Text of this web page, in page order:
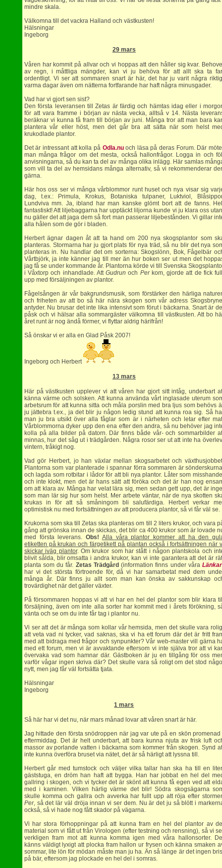
mindre skala.
Välkomna till det vackra Halland och västkusten!
Hälsningar
Ingeborg
29 mars
Våren har kommit på allvar och vi hoppas att den håller sig kvar.
av regn, i måttliga mängder, kan vi ju behöva för att allt ska ta
ordentligt. Vi ser att sommaren snart är här, det har ju varit några
varma dagar även om nätterna fortfarande har haft några minusgader.
Vad har vi gjort sen sist?
Den första leveransen till Zetas är färdig och hämtas idag eller i
för att vara framme i början av nästa vecka, alltså v 14. Nästa
beräknar vi kunna få fram till början av juni. Många tror att man bara
plantera vår eller höst, men det går bra att sätta när som helst
krukodlade plantor.
Det är intressant att kolla på Odla.nuoch läsa på deras Forum. Där
man många frågor om det mesta, också hallonfrågor. Logga in och
anvisningarna, så du kan ta del av många olika inlägg. Här samlas
som vill ta del av hemsidans många alternativ, så vi rekommenderar
gärna.
Här hos oss ser vi många vårblommor runt huset och nya visar sig
dag, t.ex.: Primula, Krokus, Botaniska tulpaner, Luktviol,
Lundviva mm. Ja, ibland har man kanske glömt bort att de fanns.
fantastiskt! Att liljebaggarna har upptäckt liljorna kunde vi ju klara oss
nu gäller det att jaga dem så fort man passerar liljebestånden. Vi gillar
alla hålen som de gör i bladen.
Herbert ägnar dagen åt att ta hand om 200 nya skogsplantor som
planteras. Stormarna har ju gjort plats för nya träd, så nu blir det nya
planteras in. Nu handlar det om sorterna: Skogslönn, Bok, Fågelbär
Vårtbjörk, ja inte känner jag till mer än hur boken ser ut men det
jag få se under kommande år. Plantorna körde vi till Svenska
i Våxtorp och inhandlade. AttGudrun och Perkom, gjorde att de fick
upp med försäljningen av plantor.
Fågelsången är vår bakgrundsmusik, som förstärker den härliga
och friheten av att bo så här nära skogen som vår adress
antyder. Nu brusar det inte lika intensivt som förut i bäckarna. Snart är
påsk och vi hälsar alla sommargäster välkomna till västkusten. Att bo
året runt är nog ändå förmer, vi flyttar aldrig härifrån!
Så önskar vi er alla en Glad Påsk 2007!
Ingeborg och Herbert
13 mars
Här på västkusten upplever vi att våren har gjort sitt intåg, underbart
känna värme och solsken. Att kunna använda vårt inglasade uterum
arbetsrum för att kunna sitta och måla porslin med bra ljus som behövs
ju jättebra t.ex., ja det blir ju någon ledig stund att kunna roa sig. Så
man ju bra utsikt över alla fåglar som är i närheten och letar efter
Vårblommorna dyker upp den ena efter den andra, så nu behöver jag
kolla på alla bilder på datorn. Där finns både vår- och sommarbilder
minnas, hur det såg ut i trädgården. Några rosor ser ut att inte ha
vintern, tråkigt nog.
Vad gör Herbert, jo han växlar mellan skogsarbetet och
Plantorna som var planterade i spannar förra sommaren är
och lagda som rotbitar i lådor för att bli nya plantor. Låter som
och inte klokt, men det är hans sätt att föröka och det är han nog
om att klara av. Många har velat lära sig, men sedan gett upp, det är
som man lär sig hur som helst. Mer arbete väntar, när de nya skotten
krukas in för att så småningom bli salufärdiga. Herbert verkar
optimistisk nu med fortsättningen av att producera plantor, så vi får väl se.
Krukorna som ska till Zetas ska planteras om till 2 liters krukor, och vara
gång att grönska innan de skickas, det blir ca 400 krukor som är lovade
med första leverans.Obs! Alla våra plantor kommer att ha den
etiketten på krukan och färgetikett på plantan också i fortsättningen när
skickar iväg plantor. Om krukor som har stått i någon plantskola och
blivit sålda, blir omsatta i andra krukor, kan vi inte garantera att det är
planta som du får. Zetas Trädgård(information finns under våraLänkar
har vi det största förtroende för, då vi har samarbetat med dem
många år. Där finns ju allt som man kan önska av sakkunskap
trovärdighet när det gäller växter.
På försommaren hoppas vi att vi har en hel del plantor som blir klara
försäljning, även om inte alla sorter har kommit med i årets förökning,
vänta och se om du inte får tag i plantor nu.
Vi ser att det är många som kollar vår hemsida, men det skulle vara
att veta vad ni tycker, vad saknas, ska vi ha ett forum där det är fritt
med att bidraga med frågor och synpunkter? Vår web-master vill gärna
med ett forum, men vi är avvaktande eftersom vi inte själva tror att vi
övervaka vad som hamnar där. Gästboken är ju en tillgång för oss
varför vågar ingen skriva där? Det skulle vara så roligt om det stod
nytt, men jag får väl fortsätta tjata.
Hälsningar
Ingeborg
1 mars
Så här har vi det nu, när mars månad lovar att våren snart är här.
Jag hittade den första snödroppen när jag var ute på en skön promenad
eftermiddag. Det är helt underbart, att bara kunna njuta av frisk luft
massor av porlande vatten i bäckarna som kommer från skogen. Synd
inte kunna överföra bruset via nätet, det är så härligt att lyssna till.
Herbert går med tumstock och väljer vilka tallar han ska ha till en
gäststuga, en dröm han haft att bygga. Han har jobbat en hel del
gallring i skogen, och vi tycker det är skönt att kunna få egen ved att
med i kaminen. Vilken härlig värme det blir! Södra skogsägarna
skulle komma och gallra och avverka har fullt upp att röja efter
Per, så det lär väl dröja innan vi ser dem. Nu är det ju så blött i
också, så vi hade nog fått skador på vägarna.
Vi har stora förhoppningar på att kunna fram en hel del plantor av
material som vi fått ut från Virologen (efter testning och rensning), så vi
verkligen fram mot att kunna komma igen med våra hallonsorter.
känns väldigt lyxigt att plocka fram hallon ur frysen och känna smaken
sommar, lite lön för mödan måste man ju ha. Än så länge är det ingen
på bär, eftersom jag plockade en hel del i somras.